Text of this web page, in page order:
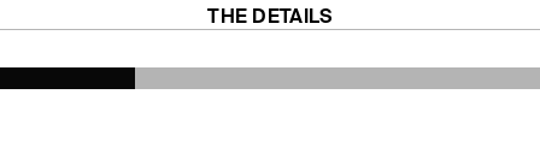
THE DETAILS